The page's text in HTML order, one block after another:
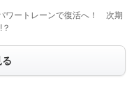
ワートレーンで復活へ！ 次期